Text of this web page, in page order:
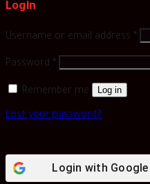
Login
Username or email address *
Password *
Remember me Log in
Lost your password?
Login with Google